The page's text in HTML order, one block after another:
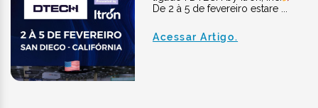
De 2 à 5 de fevereiro estare ...
Acessar Artigo.